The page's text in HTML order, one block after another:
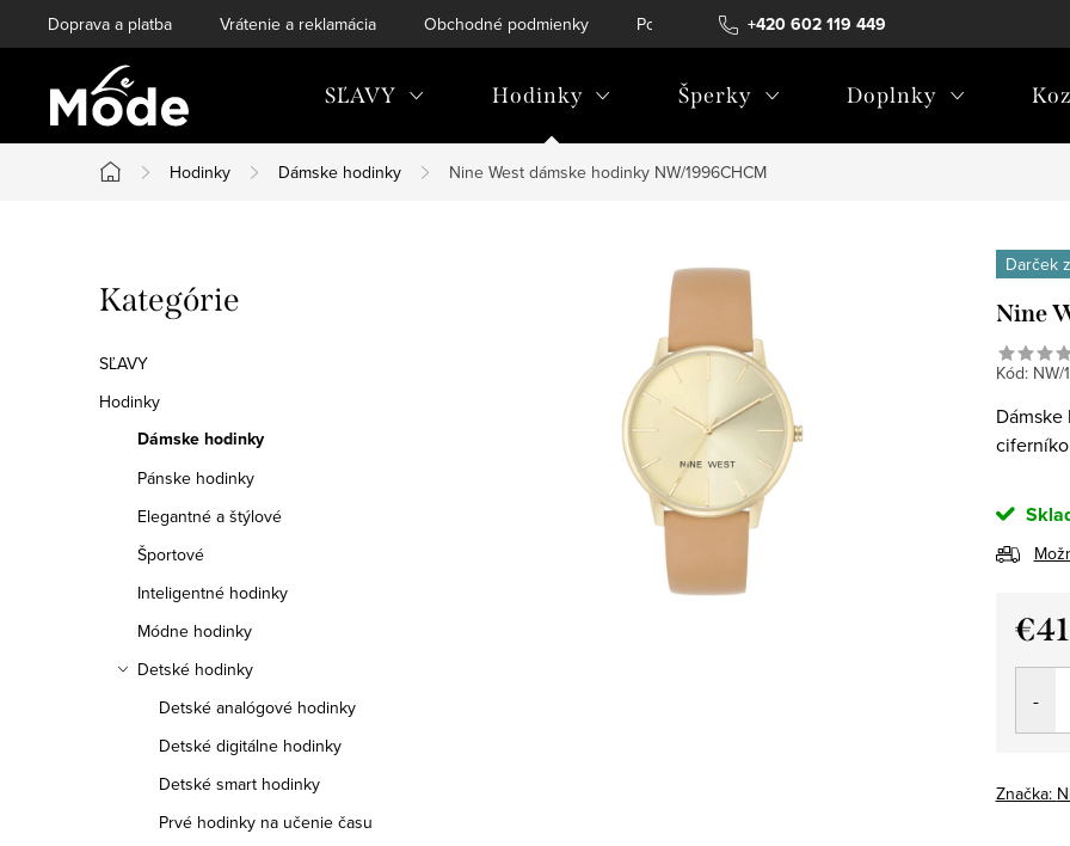
na
+420 602 119 449
Doprava a platba Vrátenie a reklamácia Obchodné podmienky Podmienky ochrany osobných údajov
SĽAVY Hodinky Šperky Doplnky
Domov
Hodinky Dámske hodinky Nine West dámske hodinky NW/1996CHCM
o
č
n
Preskočiť
kategórie
Kategórie
SĽAVY
Hodinky
Dámske hodinky
Pánske hodinky
Elegantné a štýlové
Športové
Inteligentné hodinky
Módne hodinky
Detské hodinky
Detské analógové hodinky
Detské digitálne hodinky
Detské smart hodinky
Prvé hodinky na učenie času
Darček
Nine
Kód: NW/
€41
Značka: